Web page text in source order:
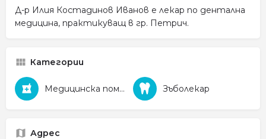
Д-р Илия Костадинов Иванов е лекар по дентална
медицина, практикуващ в гр. Петрич.
Категории
Медицинска помощ Зъболекар
Адрес